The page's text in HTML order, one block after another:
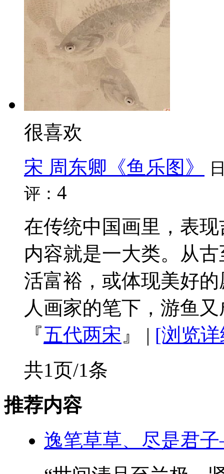
很喜欢
宋 周东卿《鱼乐图》
评： 4
在传统中国画里，表
内容就是一大类。从
活富裕，或体现美好
人画家的笔下，游鱼又
『五代两宋 』 | [浏览
共1页/1条
推荐内容
逸笔草草、尽是君